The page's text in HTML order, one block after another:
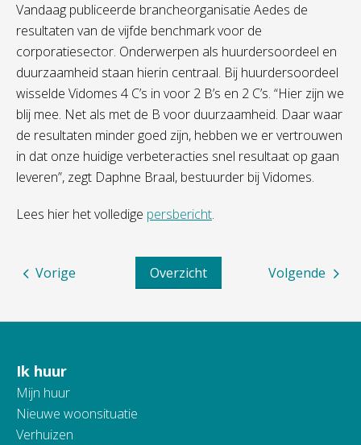
Vandaag publiceerde brancheorganisatie Aedes de
resultaten van de vijfde benchmark voor de
corporatiesector. Onderwerpen als huurdersoordeel en
duurzaamheid staan hierin centraal. Bij huurdersoordeel
wisselde Vidomes 4 C’s in voor 2 B’s en 2 C’s. “Hier zijn we
blij mee. Net als met de B voor duurzaamheid. Daar waar
de resultaten minder goed zijn, hebben we er vertrouwen
in dat onze huidige verbeteracties snel resultaat op gaan
leveren”, zegt Daphne Braal, bestuurder bij Vidomes.
Lees hier het volledige persbericht.
Volgende
Overzicht
Vorige
Contactinformatie
Ik huur
Mijn huur
Nieuwe woonsituatie
Verhuizen